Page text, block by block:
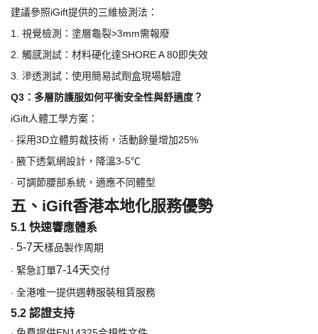
建議參照iGift提供的三維檢測法：
1. 視覺檢測：塗層龜裂>3mm需報廢
2. 觸感測試：材料硬化達SHORE A 80即失效
3. 滲透測試：使用簡易試劑盒現場驗證
Q3：多層防護服如何平衡安全性與舒適度？
iGift人體工學方案：
· 採用3D立體剪裁技術，活動餘量增加25%
· 腋下透氣網設計，降溫3-5℃
· 可調節腰部系統，適應不同體型
五、 iGift香港本地化服務優勢
5.1 快速響應體系
· 5-7天樣品製作周期
· 緊急訂單7-14天交付
· 全港唯一提供週轉服裝租賃服務
5.2 認證支持